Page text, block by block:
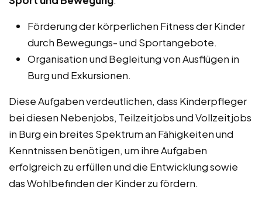
Förderung der körperlichen Fitness der Kinder
durch Bewegungs- und Sportangebote.
Organisation und Begleitung von Ausflügen in
Burg und Exkursionen.
Diese Aufgaben verdeutlichen, dass Kinderpfleger
bei diesen Nebenjobs, Teilzeitjobs und Vollzeitjobs
in Burg ein breites Spektrum an Fähigkeiten und
Kenntnissen benötigen, um ihre Aufgaben
erfolgreich zu erfüllen und die Entwicklung sowie
das Wohlbefinden der Kinder zu fördern.